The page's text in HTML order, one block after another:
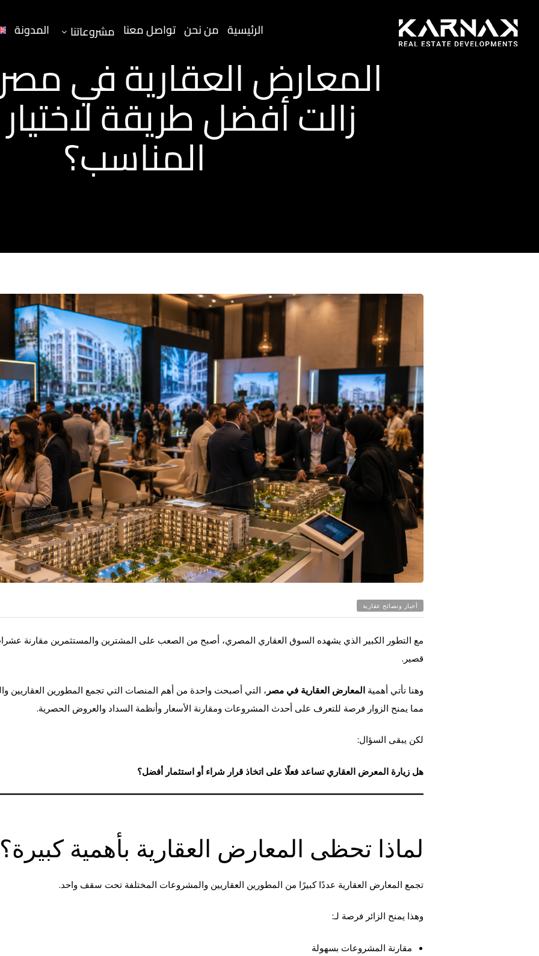
الرئيسية من نحن تواصل معنا مشروعاتنا المدونة
المعارض العقارية في
زالت أفضل طريقة لاختيار
المناسب؟
أخبار ونصائح عقارية
مع التطور الكبير الذي يشهده السوق العقاري المصري، أصبح من الصعب على المشترين والمستثمرين مقارنة
قصير.
وهنا تأتي أهمية المعارض العقارية في مصر ، التي أصبحت واحدة من أهم المنصات التي تجمع المطورين العقاريين
مما يمنح الزوار فرصة للتعرف على أحدث المشروعات ومقارنة الأسعار وأنظمة السداد والعروض الحصرية.
لكن يبقى السؤال:
هل زيارة المعرض العقاري تساعد فعلًا على اتخاذ قرار شراء أو استثمار أفضل؟
لماذا تحظى المعارض العقارية بأهمية كبيرة؟
تجمع المعارض العقارية عددًا كبيرًا من المطورين العقاريين والمشروعات المختلفة تحت سقف واحد.
وهذا يمنح الزائر فرصة لـ:
مقارنة المشروعات بسهولة